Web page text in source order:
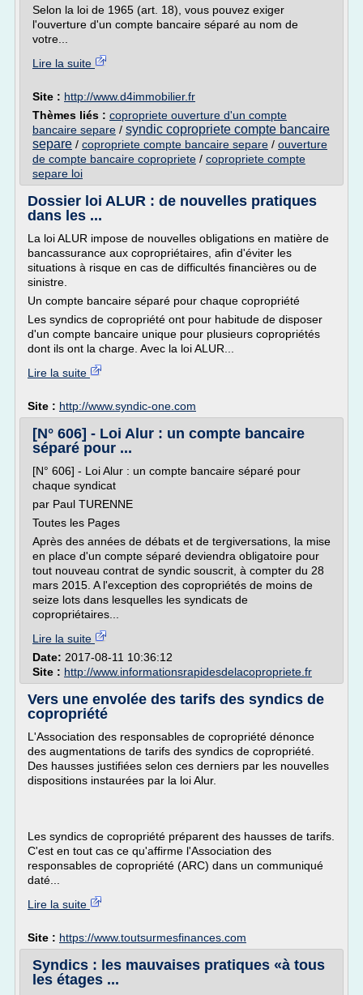
Selon la loi de 1965 (art. 18), vous pouvez exiger
l'ouverture d'un compte bancaire séparé au nom de
votre...
Lire la suite
Site : http://www.d4immobilier.fr
Thèmes liés : copropriete ouverture d'un compte
bancaire separe / syndic copropriete compte bancaire
separe / copropriete compte bancaire separe / ouverture
de compte bancaire copropriete / copropriete compte
separe loi
Dossier loi ALUR : de nouvelles pratiques
dans les ...
La loi ALUR impose de nouvelles obligations en matière de
bancassurance aux copropriétaires, afin d'éviter les
situations à risque en cas de difficultés financières ou de
sinistre.
Un compte bancaire séparé pour chaque copropriété
Les syndics de copropriété ont pour habitude de disposer
d'un compte bancaire unique pour plusieurs copropriétés
dont ils ont la charge. Avec la loi ALUR...
Lire la suite
Site : http://www.syndic-one.com
[N° 606] - Loi Alur : un compte bancaire
séparé pour ...
[N° 606] - Loi Alur : un compte bancaire séparé pour
chaque syndicat
par Paul TURENNE
Toutes les Pages
Après des années de débats et de tergiversations, la mise
en place d'un compte séparé deviendra obligatoire pour
tout nouveau contrat de syndic souscrit, à compter du 28
mars 2015. A l'exception des copropriétés de moins de
seize lots dans lesquelles les syndicats de
copropriétaires...
Lire la suite
Date: 2017-08-11 10:36:12
Site : http://www.informationsrapidesdelacopropriete.fr
Vers une envolée des tarifs des syndics de
copropriété
L'Association des responsables de copropriété dénonce
des augmentations de tarifs des syndics de copropriété.
Des hausses justifiées selon ces derniers par les nouvelles
dispositions instaurées par la loi Alur.
Les syndics de copropriété préparent des hausses de tarifs.
C'est en tout cas ce qu'affirme l'Association des
responsables de copropriété (ARC) dans un communiqué
daté...
Lire la suite
Site : https://www.toutsurmesfinances.com
Syndics : les mauvaises pratiques «à tous
les étages ...